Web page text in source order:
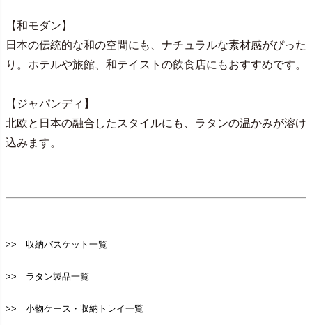
【和モダン】
日本の伝統的な和の空間にも、ナチュラルな素材感がぴった
り。ホテルや旅館、和テイストの飲食店にもおすすめです。
【ジャパンディ】
北欧と日本の融合したスタイルにも、ラタンの温かみが溶け
込みます。
>> 収納バスケット一覧
>> ラタン製品一覧
>> 小物ケース・収納トレイ一覧